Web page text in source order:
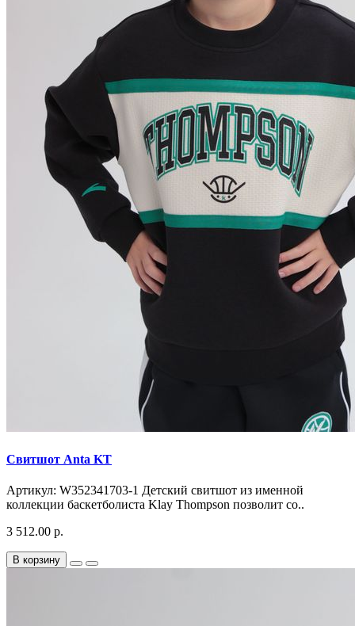
Свитшот Anta KT
Артикул: W352341703-1 Детский свитшот из именной
коллекции баскетболиста Klay Thompson позволит со..
3 512.00 р.
В корзину